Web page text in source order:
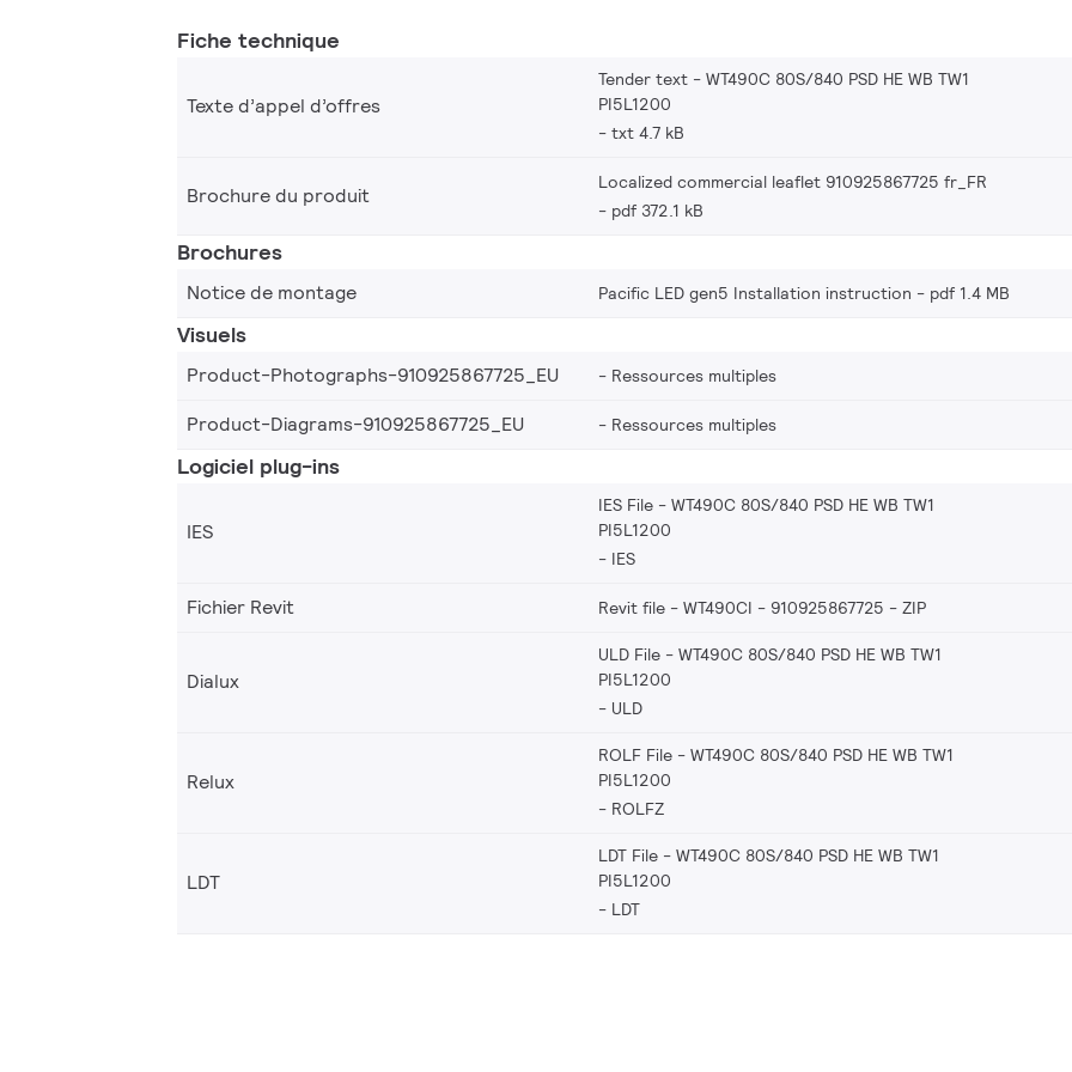
Fiche technique
Texte d’appel d’offres
Tender text - WT490C 80S/840 PSD HE WB TW1
PI5L1200
txt 4.7 kB
Brochure du produit
Localized commercial leaflet 910925867725 fr_FR
pdf 372.1 kB
Brochures
Notice de montage Pacific LED gen5 Installation instruction pdf 1.4 MB
Visuels
Product-Photographs-910925867725_EU Ressources multiples
Product-Diagrams-910925867725_EU Ressources multiples
Logiciel plug-ins
IES
IES File - WT490C 80S/840 PSD HE WB TW1
PI5L1200
IES
Fichier Revit Revit file - WT490CI - 910925867725 ZIP
Dialux
ULD File - WT490C 80S/840 PSD HE WB TW1
PI5L1200
ULD
Relux
ROLF File - WT490C 80S/840 PSD HE WB TW1
PI5L1200
ROLFZ
LDT
LDT File - WT490C 80S/840 PSD HE WB TW1
PI5L1200
LDT